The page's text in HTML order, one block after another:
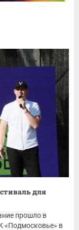
для
прошло в
«Подмосковье» в